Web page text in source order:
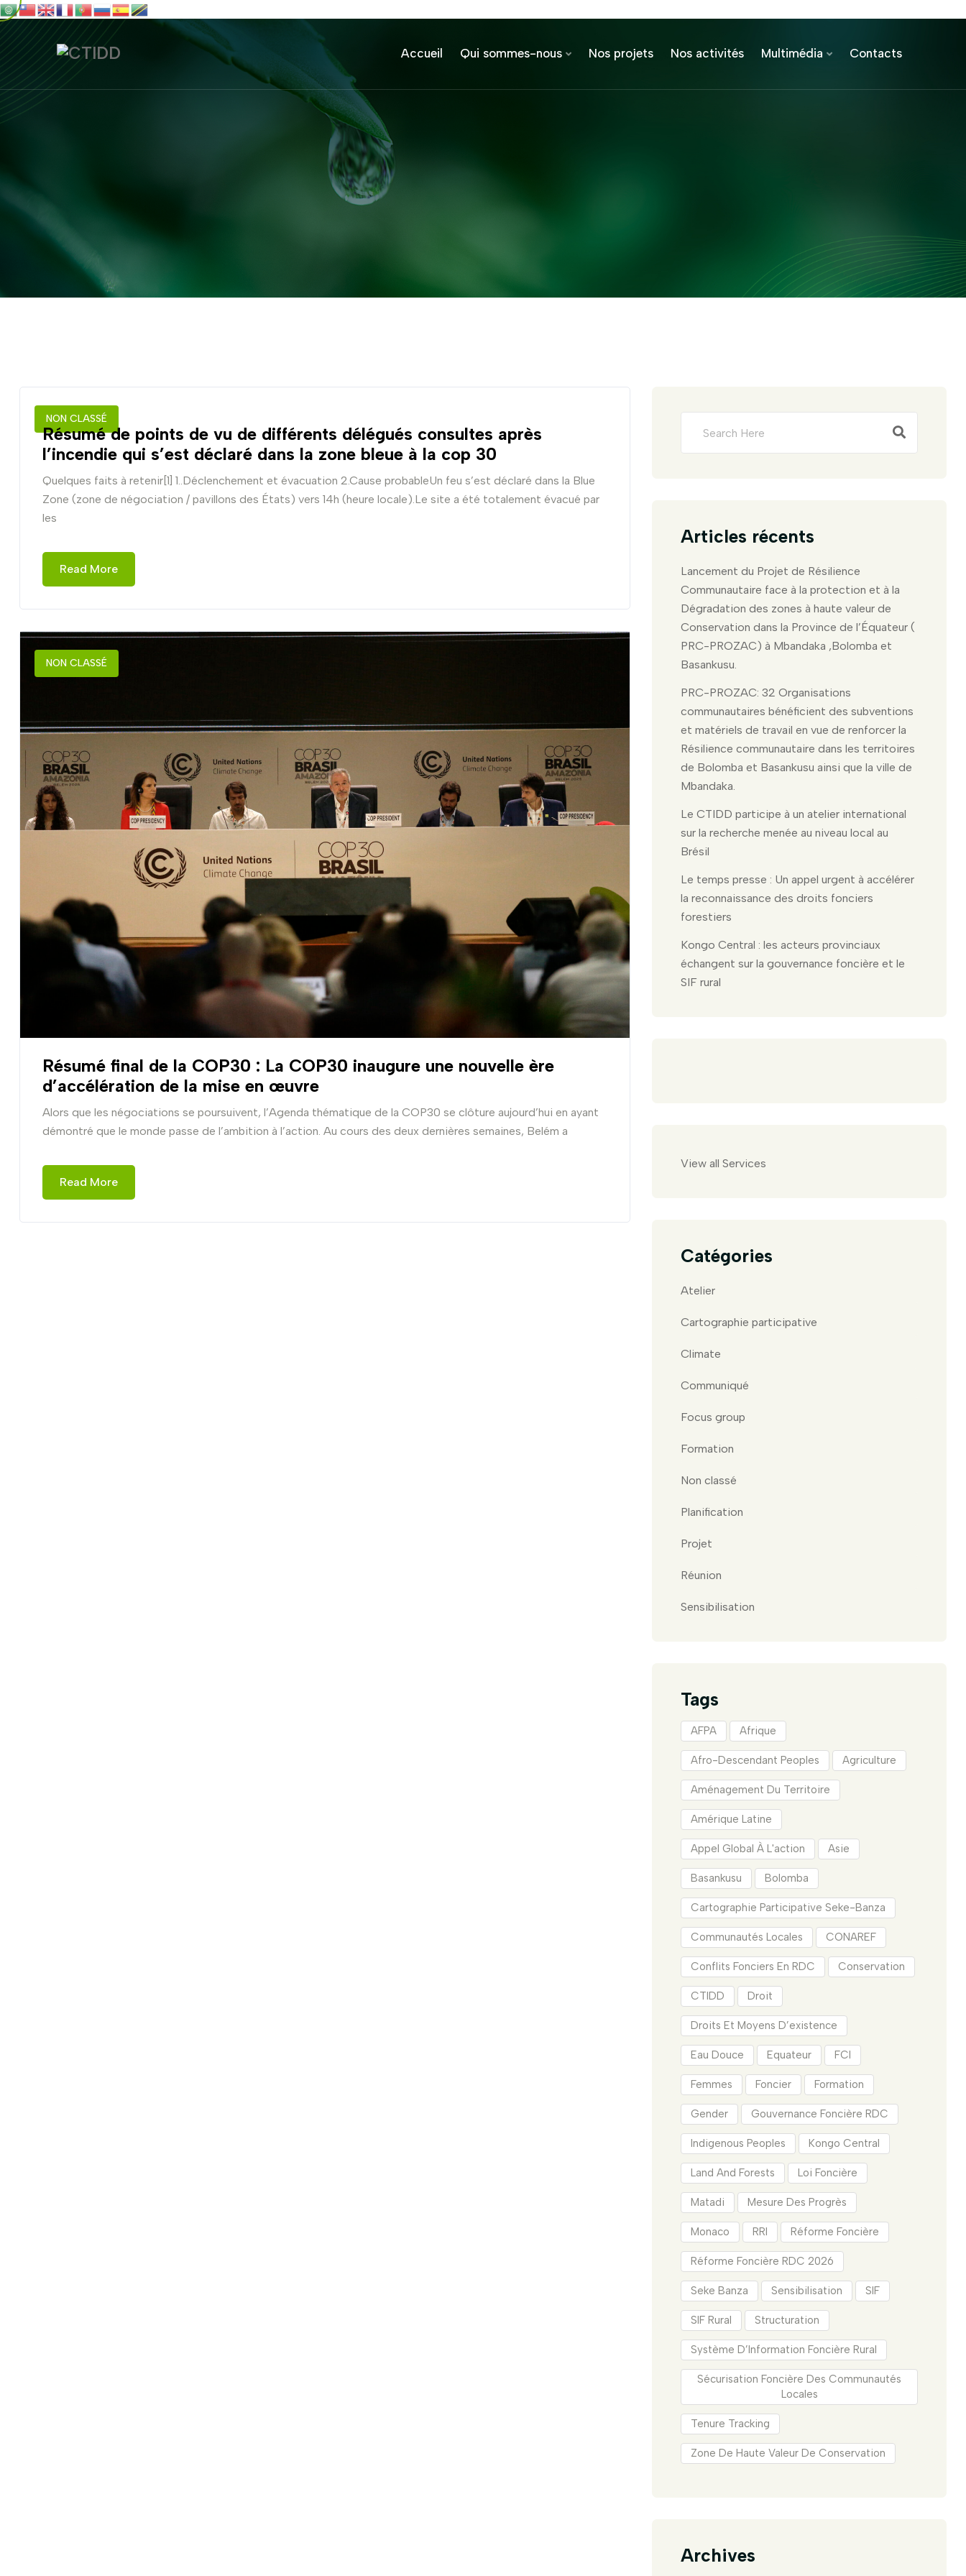
Accueil Qui sommes-nous Nos projets Nos activités Multimédia Contacts
NON CLASSÉ
Résumé de points de vu de différents délégués consultes après
l’incendie qui s’est déclaré dans la zone bleue à la cop 30
Quelques faits à retenir[1] 1..Déclenchement et évacuation 2.Cause probableUn feu s’est déclaré dans la Blue
Zone (zone de négociation / pavillons des États) vers 14h (heure locale).Le site a été totalement évacué par
les
Read More
NON CLASSÉ
Résumé final de la COP30 : La COP30 inaugure une nouvelle ère
d’accélération de la mise en œuvre
Alors que les négociations se poursuivent, l’Agenda thématique de la COP30 se clôture aujourd’hui en ayant
démontré que le monde passe de l’ambition à l’action. Au cours des deux dernières semaines, Belém a
Read More
Articles récents
Lancement du Projet de Résilience
Communautaire face à la protection et à la
Dégradation des zones à haute valeur de
Conservation dans la Province de l’Équateur (
PRC-PROZAC) à Mbandaka ,Bolomba et
Basankusu.
PRC-PROZAC: 32 Organisations
communautaires bénéficient des subventions
et matériels de travail en vue de renforcer la
Résilience communautaire dans les territoires
de Bolomba et Basankusu ainsi que la ville de
Mbandaka.
Le CTIDD participe à un atelier international
sur la recherche menée au niveau local au
Brésil
Le temps presse : Un appel urgent à accélérer
la reconnaissance des droits fonciers
forestiers
Kongo Central : les acteurs provinciaux
échangent sur la gouvernance foncière et le
SIF rural
View all Services
Catégories
Atelier
Cartographie participative
Climate
Communiqué
Focus group
Formation
Non classé
Planification
Projet
Réunion
Sensibilisation
Tags
AFPA Afrique
Afro-Descendant Peoples Agriculture
Aménagement Du Territoire
Amérique Latine
Appel Global À L'action Asie
Basankusu Bolomba
Cartographie Participative Seke-Banza
Communautés Locales CONAREF
Conflits Fonciers En RDC Conservation
CTIDD Droit
Droits Et Moyens D’existence
Eau Douce Equateur FCI
Femmes Foncier Formation
Gender Gouvernance Foncière RDC
Indigenous Peoples Kongo Central
Land And Forests Loi Foncière
Matadi Mesure Des Progrès
Monaco RRI Réforme Foncière
Réforme Foncière RDC 2026
Seke Banza Sensibilisation SIF
SIF Rural Structuration
Système D’Information Foncière Rural
Sécurisation Foncière Des Communautés
Locales
Tenure Tracking
Zone De Haute Valeur De Conservation
Archives